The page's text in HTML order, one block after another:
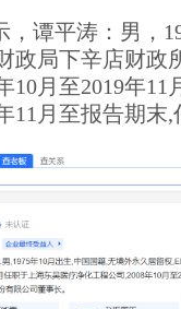
，谭平涛：男，
政局下辛店财政
10月至2019年
11月至报告期末